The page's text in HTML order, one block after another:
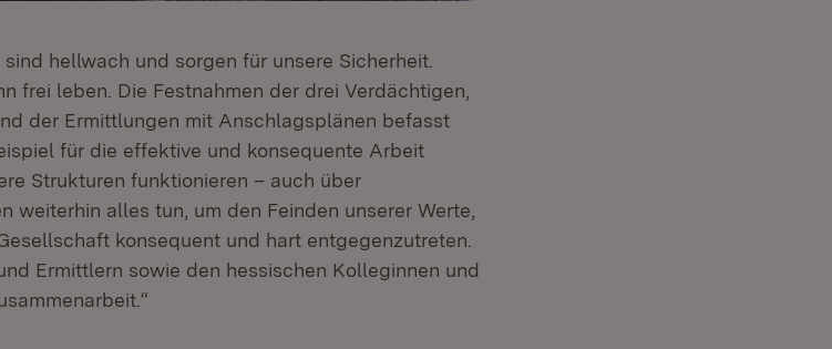
sind hellwach und sorgen für unsere Sicherheit.
frei leben. Die Festnahmen der drei Verdächtigen,
der Ermittlungen mit Anschlagsplänen befasst
für die effektive und konsequente Arbeit
Strukturen funktionieren – auch über
weiterhin alles tun, um den Feinden unserer Werte,
konsequent und hart entgegenzutreten.
Ermittlern sowie den hessischen Kolleginnen und